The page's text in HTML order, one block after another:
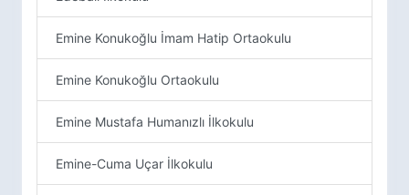
Emine Konukoğlu İmam Hatip Ortaokulu
Emine Konukoğlu Ortaokulu
Emine Mustafa Humanızlı İlkokulu
Emine-Cuma Uçar İlkokulu